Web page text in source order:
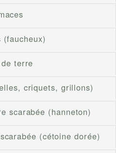
(faucheux)
terre
criquets, grillons)
scarabée (hanneton)
(cétoine dorée)